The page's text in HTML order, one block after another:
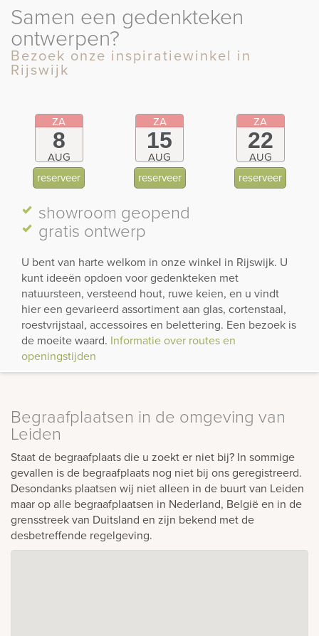
Samen een gedenkteken
ontwerpen?
Bezoek onze inspiratiewinkel in
Rijswijk
ZA
8
AUG
reserveer
ZA
15
AUG
reserveer
ZA
22
AUG
reserveer
showroom geopend
gratis ontwerp
U bent van harte welkom in onze winkel in Rijswijk. U
kunt ideeën opdoen voor gedenkteken met
natuursteen, versteend hout, ruwe keien, en u vindt
hier een gevarieerd assortiment aan glas, cortenstaal,
roestvrijstaal, accessoires en belettering. Een bezoek is
de moeite waard. Informatie over routes en
openingstijden
Begraafplaatsen in de omgeving van
Leiden
Staat de begraafplaats die u zoekt er niet bij? In sommige
gevallen is de begraafplaats nog niet bij ons geregistreerd.
Desondanks plaatsen wij niet alleen in de buurt van Leiden
maar op alle begraafplaatsen in Nederland, België en in de
grensstreek van Duitsland en zijn bekend met de
desbetreffende regelgeving.